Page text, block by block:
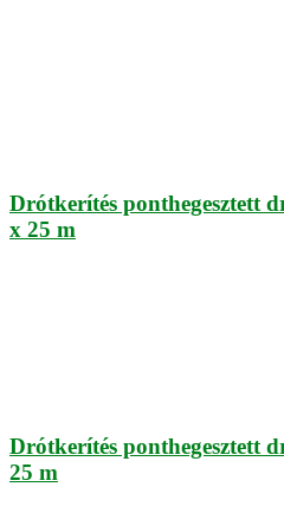
Drótkerítés ponthegesztett
x 25 m
Drótkerítés ponthegesztett
25 m